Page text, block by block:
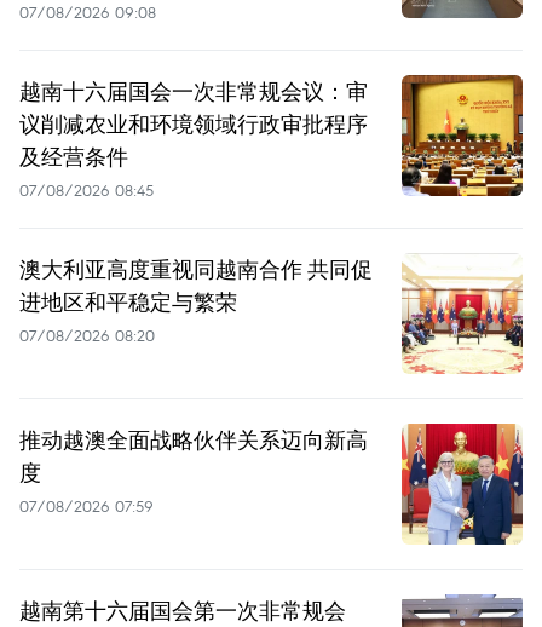
07/08/2026 09:08
越南十六届国会一次非常规会议：审
议削减农业和环境领域行政审批程序
及经营条件
07/08/2026 08:45
澳大利亚高度重视同越南合作 共同促
进地区和平稳定与繁荣
07/08/2026 08:20
推动越澳全面战略伙伴关系迈向新高
度
07/08/2026 07:59
越南第十六届国会第一次非常规会